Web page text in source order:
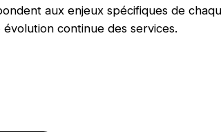
aux enjeux spécifiques de
évolution continue des services.